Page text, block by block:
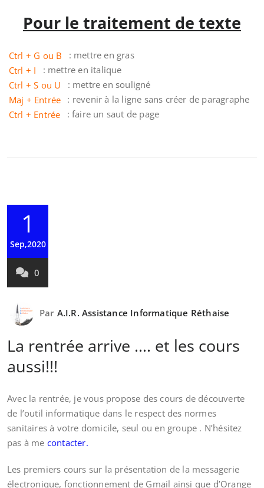
Pour le traitement de texte
Ctrl + G ou B
: mettre en gras
Ctrl + I
: mettre en italique
Ctrl + S ou U
: mettre en souligné
Maj + Entrée : revenir à la ligne sans créer de paragraphe
Ctrl + Entrée
: faire un saut de page
1
Sep,2020
0
Par A.I.R. Assistance Informatique Réthaise
La rentrée arrive …. et les cours
aussi!!!
Avec la rentrée, je vous propose des cours de découverte
de l’outil informatique dans le respect des normes
sanitaires à votre domicile, seul ou en groupe . N’hésitez
pas à me contacter.
Les premiers cours sur la présentation de la messagerie
électronique, fonctionnement de Gmail ainsi que d’Orange